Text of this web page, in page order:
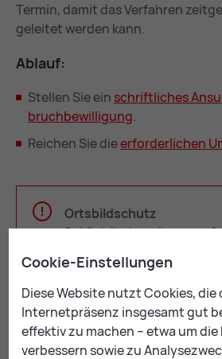
Termin, damit das Verfahren
geleitet werden kann.
Ab­lauf:
Stellen Sie ein schrift­li­ches
bruch­be­wil­li­gung.
Reichen Sie dieer­for­der­li­chen
Ortsbildschutz
Bei Gebäuden, die unter
zusätzlich nach einer
Begutachtung ein
einzuleiten.
Cookie-Einstellungen
Diese Website nutzt Cookies, die
Internetpräsenz insgesamt gut
effektiv zu machen – etwa um
verbessern sowie zu